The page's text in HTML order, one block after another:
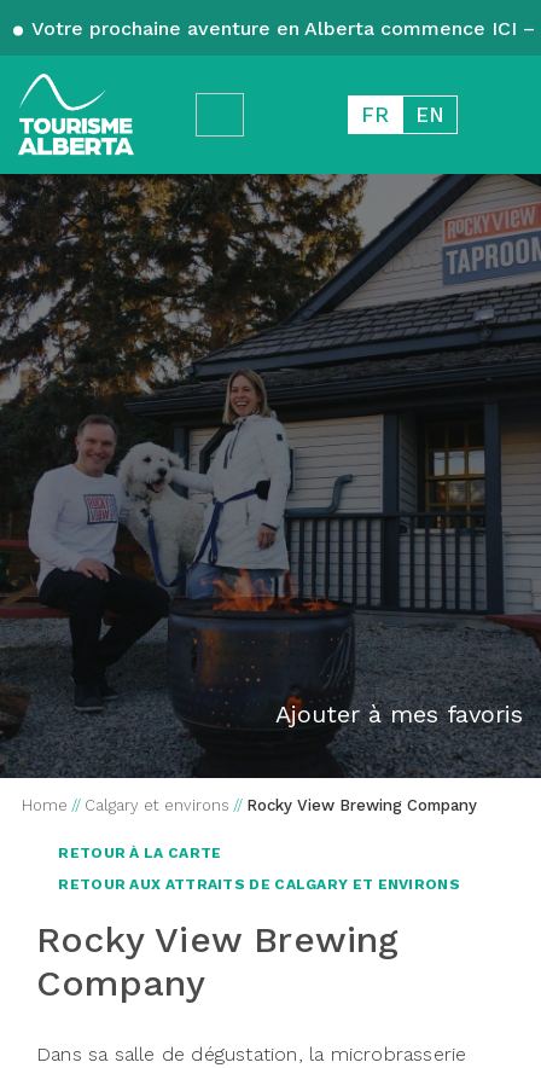
Votre prochaine aventure en Alberta commence ICI
FR EN
Ajouter à mes favoris
Home // Calgary et environs // Rocky View Brewing Company
RETOUR À LA CARTE
RETOUR AUX ATTRAITS DE CALGARY ET ENVIRONS
Rocky View Brewing
Company
Dans sa salle de dégustation, la microbrasserie